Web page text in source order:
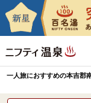
一人旅におすすめの本吉郡